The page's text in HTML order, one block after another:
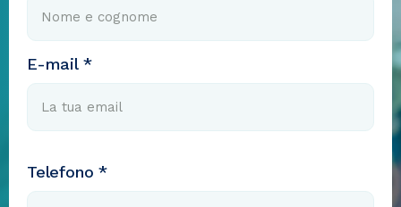
E-mail *
Telefono *